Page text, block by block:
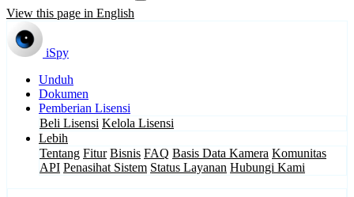
View this page in English
iSpy
Unduh
Dokumen
Pemberian Lisensi
Beli Lisensi Kelola Lisensi
Lebih
Tentang Fitur Bisnis FAQ Basis Data Kamera Komunitas
API Penasihat Sistem Status Layanan Hubungi Kami